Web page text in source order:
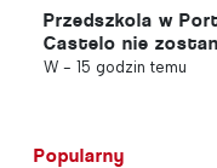
Przedszkola w
Castelo nie
W - 15 godzin temu
Popularny